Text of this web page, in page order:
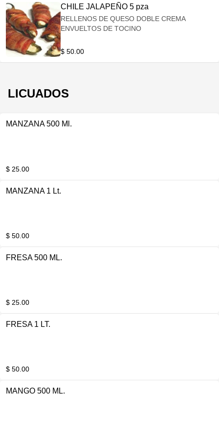
CHILE JALAPEÑO 5 pza
RELLENOS DE QUESO DOBLE CREMA
ENVUELTOS DE TOCINO
$ 50.00
LICUADOS
MANZANA 500 Ml.
$ 25.00
MANZANA 1 Lt.
$ 50.00
FRESA 500 ML.
$ 25.00
FRESA 1 LT.
$ 50.00
MANGO 500 ML.